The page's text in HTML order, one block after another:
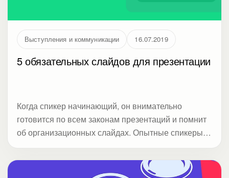
Выступления и коммуникации 16.07.2019
5 обязательных слайдов для презентации
Когда спикер начинающий, он внимательно
готовится по всем законам презентаций и помнит
об организационных слайдах. Опытные спикеры
методологии, чем серьезно снижают
вовлеченность аудитории. В Студии Метод с